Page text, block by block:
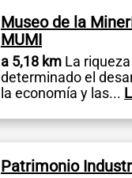
Museo de la
MUMI
a 5,18 kmLa riqueza
determinado el
la economía y las...
Patrimonio